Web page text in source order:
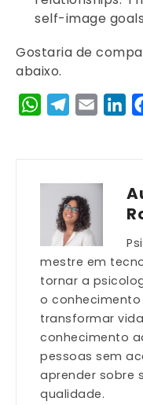
self-image
Gostaria de
abaixo.
WhatsApp
Telegram
Email
mestre em
tornar a
o
transformar
conhecimento
pessoas sem
aprender sobre
qualidade.